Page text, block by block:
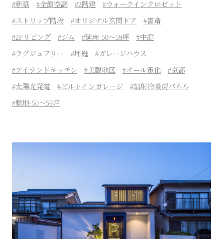
新築 全館空調 2階建 ウォークインクロゼット
ストリップ階段 オリジナル玄関ドア 書斎
2Fリビング ジム 延床-50～59坪 中庭
ラグジュアリー 坪庭 ガレージハウス
アイランドキッチン 美観地区 オール電化 京都
太陽光発電 ビルトインガレージ 輻射冷暖房パネル
敷地-50～59坪